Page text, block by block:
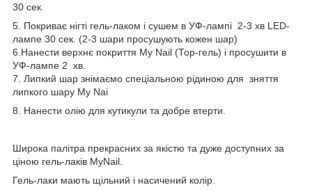
30 сек.
5. Покриває нігті гель-лаком і сушем в УФ-лампі 2-3 хв LED-
лампе 30 сек. (2-3 шари просушують кожен шар)
6.Нанести верхнє покриття My Nail (Тор-гель) і просушити в
УФ-лампе 2 хв.
7. Липкий шар знімаємо спеціальною рідиною для зняття
липкого шару My Nai
8. Нанести олію для кутикули та добре втерти.
Широка палітра прекрасних за якістю та дуже доступних за
ціною гель-лаків MyNail.
Гель-лаки мають щільний і насичений колір.